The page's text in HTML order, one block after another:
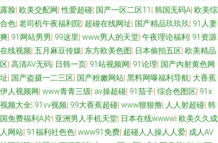
露脸| 欧美交配网|性爱超碰| 国产一区二区11 | 韩国无码A| 欧美综
合色| 老司机午夜福利院| 超碰在线网址| 国产精品玖玖玖| 91人妻
爽| 91网站男男| 99这里| www男人的天堂| 午夜理论福利| 91资源
在线视频| 五月麻豆传媒| 东方欧美色图| 日本偷拍五区| 欧美精品
区| 高清AV无码| 日韩一页| 91站视频网| 91论理| 国产內射黄色网
址| 国产盗摄一二三区| 国产粉嫩网站| 黑料网曝福利导航| 大香蕉
伊人视频网| www青青三级| av操超碰| 91茄子| 综合色图区| 91x
视频大全| 91vv视频| 99大香蕉超碰| www狠狠撸| 人人射超碰| 韩
国免费福利A片| 亚洲男人手机天堂| 日本在线wwww| 欧美久久成
人网站| 91福利社色色| www91免费| 超碰人人操人人爱| 成人AV